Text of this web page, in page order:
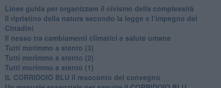
​Linee guida per organizzare il civismo della complessità
​Il ripristino della natura secondo la legge e l’impegno dei
Cittadini
Il nesso tra cambiamenti climatici e salute umana
Tutti morimmo a stento (3)
Tutti morimmo a stento (2)
​Tutti morimmo a stento (1)
IL CORRIDOIO BLU il resoconto del convegno